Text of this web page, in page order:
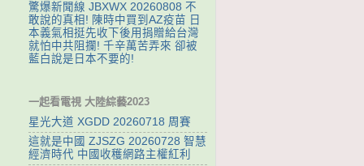
驚爆新聞線 JBXWX 20260808 不
敢說的真相! 陳時中買到AZ疫苗 日
本義氣相挺先收下後用捐贈給台灣
就怕中共阻攔! 千辛萬苦弄來 卻被
藍白說是日本不要的!
一起看電視 大陸綜藝2023
星光大道 XGDD 20260718 周賽
這就是中國 ZJSZG 20260728 智慧
經濟時代 中國收穫網路主權紅利